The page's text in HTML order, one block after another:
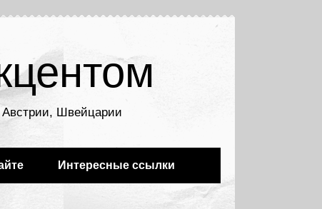
Австрии, Швейцарии
Интересные ссылки